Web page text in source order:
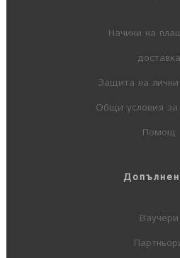
Начини на
доставка
Защита на
Общи условия за
Помощ
Ваучери